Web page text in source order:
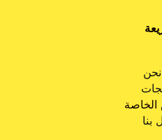
بنا